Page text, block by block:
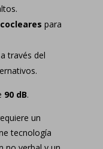
para
través del
90 dB.
un
tecnología